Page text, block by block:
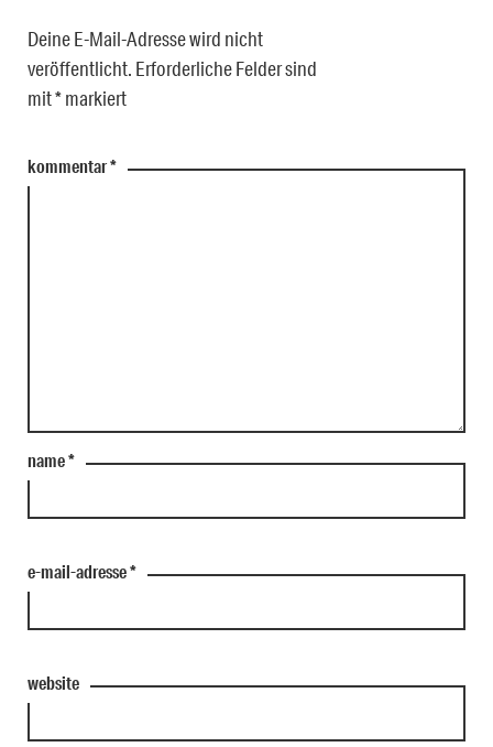
Deine E-Mail-Adresse wird nicht
veröffentlicht. Erforderliche Felder sind
mit*markiert
kommentar*
name*
e-mail-adresse*
website